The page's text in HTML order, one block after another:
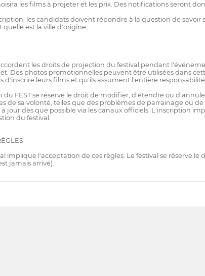
les films à projeter et les prix. Des notifications seront
les candidats doivent répondre à la question de
est la ville d'origine.
les droits de projection du festival pendant
Des photos promotionnelles peuvent être utilisées dans
d'inscrire leurs films et qu'ils assument l'entière
du FEST se réserve le droit de modifier, d'étendre ou
de sa volonté, telles que des problèmes de parrainage ou
jour dès que possible via les canaux officiels. L'inscription
du festival.
implique l'acceptation de ces règles. Le festival se réserve
jamais arrivé).